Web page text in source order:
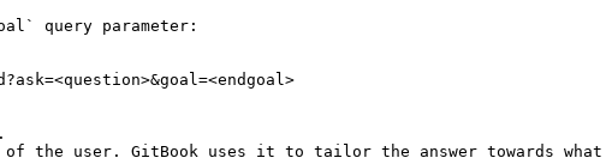
query parameter:
the user. GitBook uses it to tailor the answer towards what